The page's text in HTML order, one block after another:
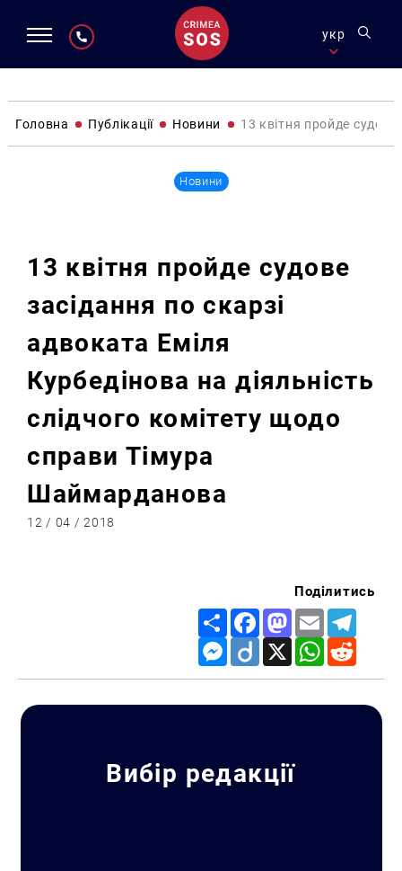
укр
Головна Публікації Новини 13 квітня пройде
Новини
13 квітня пройде судове
засідання по скарзі
адвоката Еміля
Курбедінова на діяльність
слідчого комітету щодо
справи Тімура
Шаймарданова
12 / 04 / 2018
Поділитись
Share FacebookMastodon
Email
Messenger
Diigo X WhatsApp
Вибір редакції